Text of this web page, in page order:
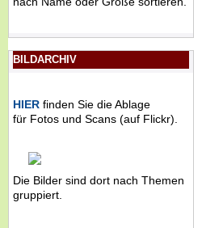
BILDARCHIV
HIER finden Sie die Ablage
für Fotos und Scans (auf Flickr).
Die Bilder sind dort nach Themen
gruppiert.